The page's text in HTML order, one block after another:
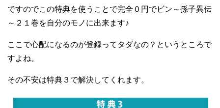
ですのでこの特典を使うことで完全０円でビン～孫子異伝
～２１巻を自分のモノに出来ます♪
ここで心配になるのが登録ってタダなの？というところで
すよね。
その不安は特典３で解決してくれます。